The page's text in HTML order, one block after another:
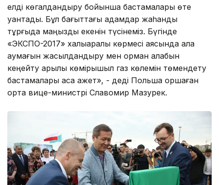
елді көгалдандыру бойынша бастамалары өте
қуантады. Бұл бағыттағы қадамдар жаһандық
тұрғыда маңызды екенін түсінеміз. Бүгінде
«ЭКСПО-2017» халықаралық көрмесі аясында қала
аумағын жасылдандыру мен орман алқабын
кеңейту арқылы көмірқышқыл газ көлемін төмендету
бастамалары аса қажет», - деді Польша қоршаған
орта вице-министрі Славомир Мазурек.